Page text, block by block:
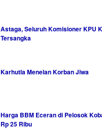
Astaga, Seluruh Komisioner KPU
Tersangka
Karhutla Menelan Korban Jiwa
Harga BBM Eceran di Pelosok
Rp 25 Ribu